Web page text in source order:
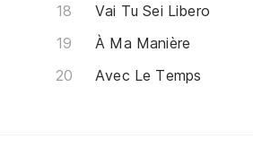
Vai Tu Sei Libero
À Ma Manière
Avec Le Temps